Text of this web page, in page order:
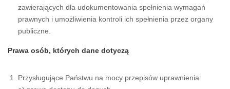
zawierających dla udokumentowania spełnienia wymagań
prawnych i umożliwienia kontroli ich spełnienia przez organy
publiczne.
Prawa osób, których dane dotyczą
Przysługujące Państwu na mocy przepisów uprawnienia: